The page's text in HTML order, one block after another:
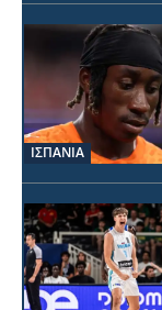
ΙΣΠΑΝΙΑ